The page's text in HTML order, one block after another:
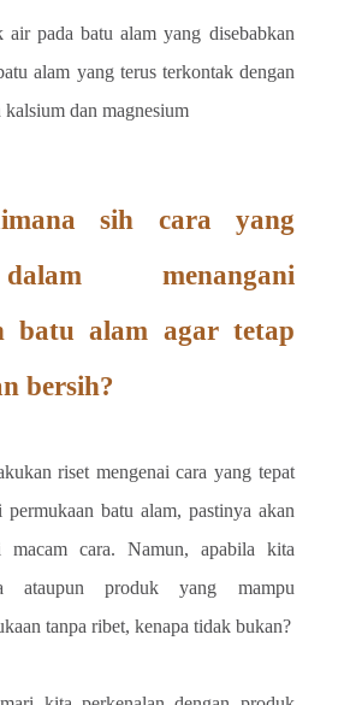
air pada batu alam yang disebabkan
alam yang terus terkontak dengan
dan magnesium
sih cara yang
menangani
batu alam agar tetap
bersih?
riset mengenai cara yang tepat
permukaan batu alam, pastinya akan
macam cara. Namun, apabila kita
ataupun produk yang mampu